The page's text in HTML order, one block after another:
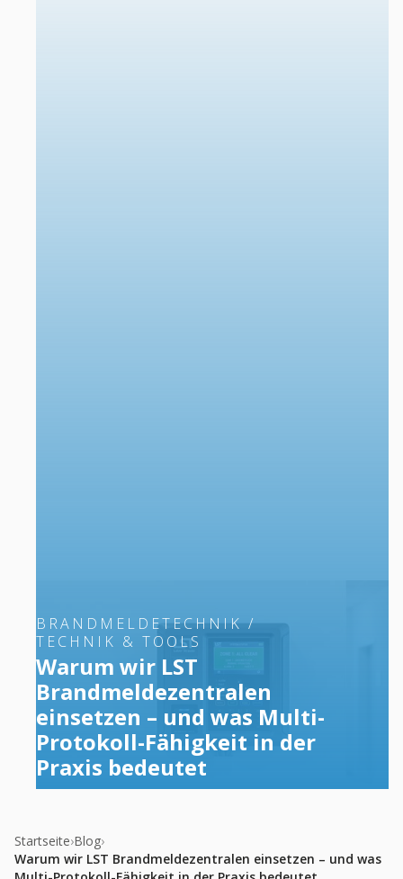
BRANDMELDETECHNIK /
TECHNIK & TOOLS
Warum wir LST
Brandmeldezentralen
einsetzen – und was Multi-
Protokoll-Fähigkeit in der
Praxis bedeutet
Startseite›Blog›
Warum wir LST Brandmeldezentralen einsetzen – und was